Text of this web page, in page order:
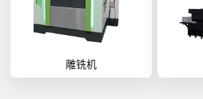
雕铣机